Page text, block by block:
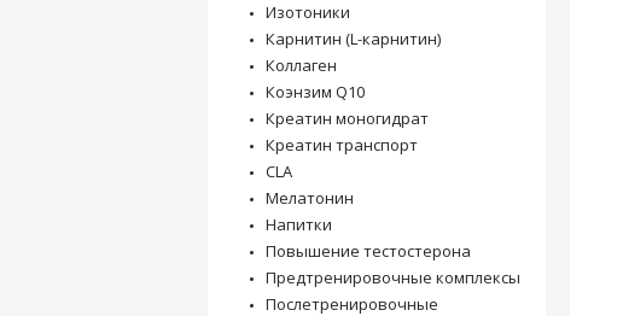
Изотоники
Карнитин (L-карнитин)
Коллаген
Коэнзим Q10
Креатин моногидрат
Креатин транспорт
CLA
Мелатонин
Напитки
Повышение тестостерона
Предтренировочные комплексы
Послетренировочные